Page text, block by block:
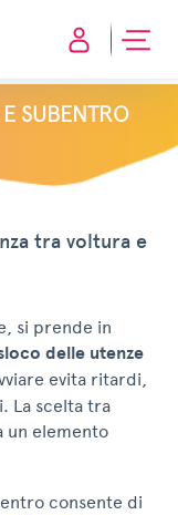
SUBENTRO
tra voltura e
si prende in
delle utenze
evita ritardi,
La scelta tra
un elemento
consente di